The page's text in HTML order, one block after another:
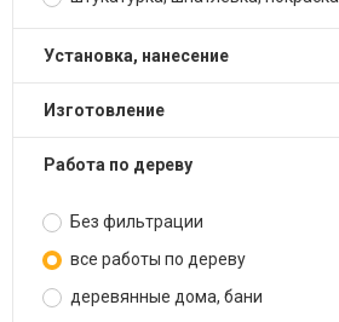
установка, нанесение
изготовление
работа по дереву
Без фильтрации
все работы по дереву
деревянные дома, бани